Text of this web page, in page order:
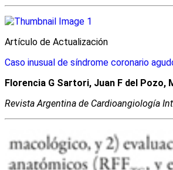
Artículo de Actualización
Caso inusual de síndrome coronario
Florencia G Sartori, Juan F del Pozo,
Revista Argentina de Cardioangiologí­a